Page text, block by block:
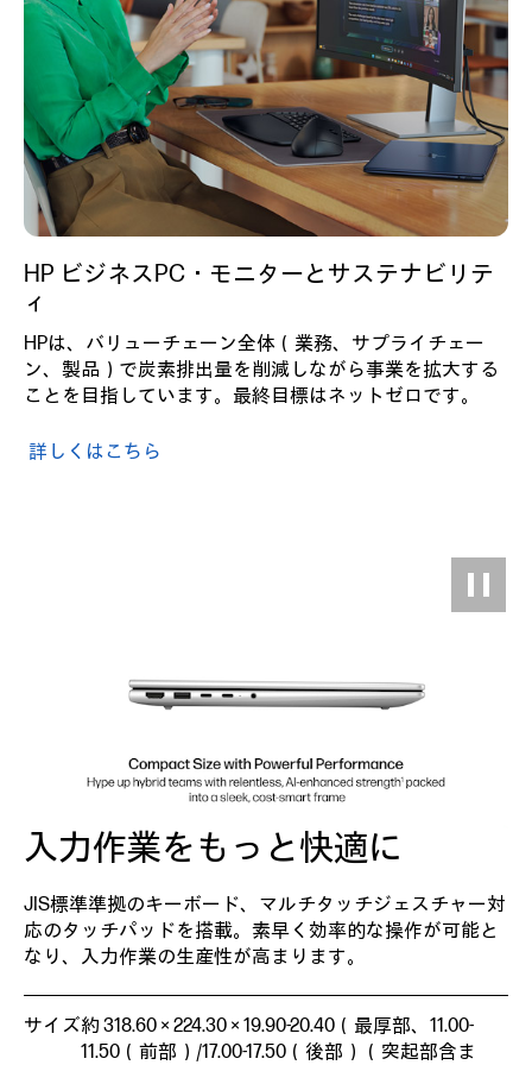
HP ビジネスPC・モニターとサステナビリテ
ィ
HPは、バリューチェーン全体（業務、サプライチェー
ン、製品）で炭素排出量を削減しながら事業を拡大する
ことを目指しています。最終目標はネットゼロです。
詳しくはこちら
入力作業をもっと快適に
JIS標準準拠のキーボード、マルチタッチジェスチャー対
応のタッチパッドを搭載。素早く効率的な操作が可能と
なり、入力作業の生産性が高まります。
サイズ約 318.60 × 224.30 × 19.90-20.40（最厚部、11.00-
11.50（前部）/17.00-17.50（後部）（突起部含ま